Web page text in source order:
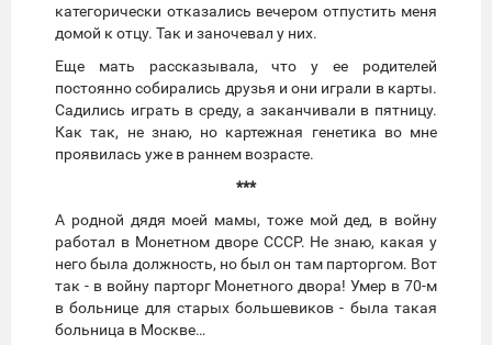
категорически отказались вечером отпустить меня
домой к отцу. Так и заночевал у них.
Еще мать рассказывала, что у ее родителей
постоянно собирались друзья и они играли в карты.
Садились играть в среду, а заканчивали в пятницу.
Как так, не знаю, но картежная генетика во мне
проявилась уже в раннем возрасте.
***
А родной дядя моей мамы, тоже мой дед, в войну
работал в Монетном дворе СССР. Не знаю, какая у
него была должность, но был он там парторгом. Вот
так - в войну парторг Монетного двора! Умер в 70-м
в больнице для старых большевиков - была такая
больница в Москве…